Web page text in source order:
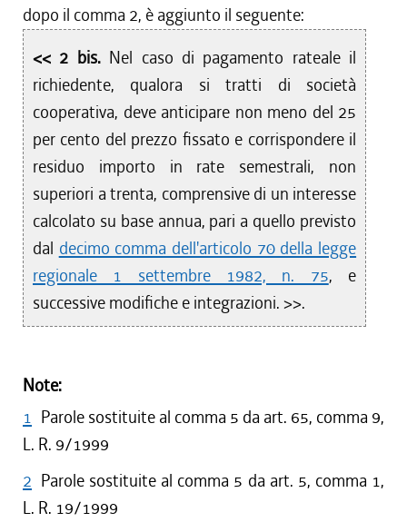
dopo il comma 2, è aggiunto il seguente:
<< 2 bis.Nel caso di pagamento rateale il
richiedente, qualora si tratti di società
cooperativa, deve anticipare non meno del 25
per cento del prezzo fissato e corrispondere il
residuo importo in rate semestrali, non
superiori a trenta, comprensive di un interesse
calcolato su base annua, pari a quello previsto
dal decimo comma dell'articolo 70 della legge
regionale 1 settembre 1982, n. 75, e
successive modifiche e integrazioni. >>.
Note:
1 Parole sostituite al comma 5 da art. 65, comma 9,
L. R. 9/1999
2 Parole sostituite al comma 5 da art. 5, comma 1,
L. R. 19/1999